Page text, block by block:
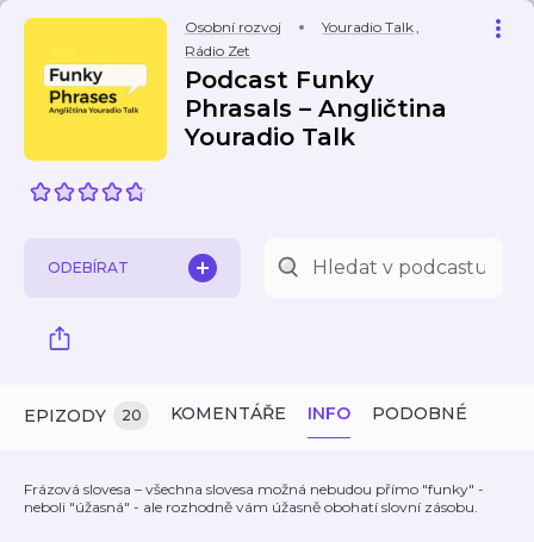
Osobní rozvoj Youradio Talk,
Rádio Zet
Podcast Funky
Phrasals – Angličtina
Youradio Talk
ODEBÍRAT
EPIZODY 20 KOMENTÁŘE INFO PODOBNÉ
Frázová slovesa – všechna slovesa možná nebudou přímo "funky" -
neboli "úžasná" - ale rozhodně vám úžasně obohatí slovní zásobu.